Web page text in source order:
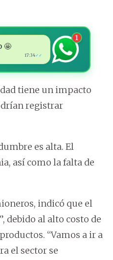
🤩
17:34✓✓
1
tiene un impacto
registrar
es alta. El
así como la falta de
indicó que el
debido al alto costo de
“Vamos a ir a
el sector se